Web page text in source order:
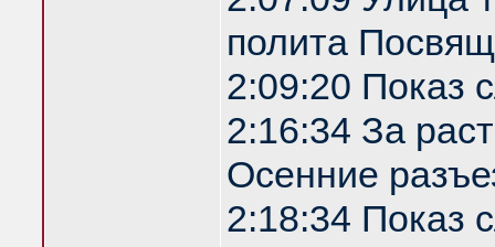
полита
2:09:20 Показ
2:16:34 За
Осенние
2:18:34 Показ